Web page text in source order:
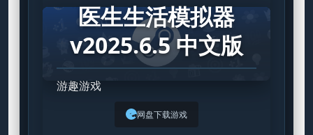
医生生活模拟器
v2025.6.5 中文版
游趣游戏
网盘下载游戏